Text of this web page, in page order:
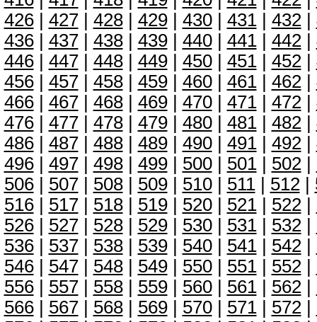
426| 427| 428| 429| 430| 431| 432|
436| 437| 438| 439| 440| 441| 442|
446| 447| 448| 449| 450| 451| 452|
456| 457| 458| 459| 460| 461| 462|
466| 467| 468| 469| 470| 471| 472|
476| 477| 478| 479| 480| 481| 482|
486| 487| 488| 489| 490| 491| 492|
496| 497| 498| 499| 500| 501| 502|
506| 507| 508| 509| 510| 511| 512|
516| 517| 518| 519| 520| 521| 522|
526| 527| 528| 529| 530| 531| 532|
536| 537| 538| 539| 540| 541| 542|
546| 547| 548| 549| 550| 551| 552|
556| 557| 558| 559| 560| 561| 562|
566| 567| 568| 569| 570| 571| 572|